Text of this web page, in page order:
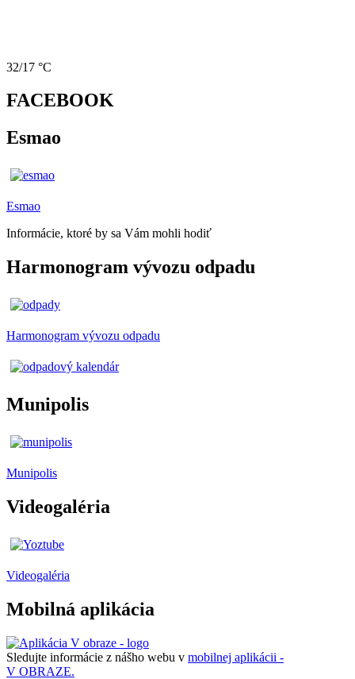
32/17 °C
FACEBOOK
Esmao
Esmao
Informácie, ktoré by sa Vám mohli hodiť
Harmonogram vývozu odpadu
Harmonogram vývozu odpadu
Munipolis
Munipolis
Videogaléria
Videogaléria
Mobilná aplikácia
Sledujte informácie z nášho webu v mobilnej aplikácii -
V OBRAZE.